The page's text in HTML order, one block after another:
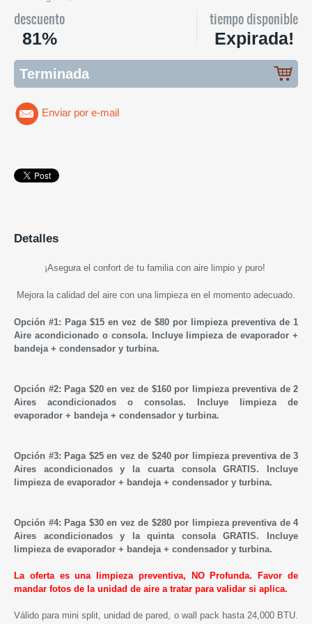
descuento
81%
tiempo disponible
Expirada!
Terminada
Enviar por e-mail
Detalles
¡Asegura el confort de tu familia con aire limpio y puro!
Mejora la calidad del aire con una limpieza en el momento adecuado.
Opción #1: Paga $15 en vez de $80 por limpieza preventiva de 1
Aire acondicionado o consola. Incluye limpieza de evaporador +
bandeja + condensador y turbina.
Opción #2: Paga $20 en vez de $160 por limpieza preventiva de 2
Aires acondicionados o consolas. Incluye limpieza de
evaporador + bandeja + condensador y turbina.
Opción #3: Paga $25 en vez de $240 por limpieza preventiva de 3
Aires acondicionados y la cuarta consola GRATIS. Incluye
limpieza de evaporador + bandeja + condensador y turbina.
Opción #4: Paga $30 en vez de $280 por limpieza preventiva de 4
Aires acondicionados y la quinta consola GRATIS. Incluye
limpieza de evaporador + bandeja + condensador y turbina.
La oferta es una limpieza preventiva, NO Profunda. Favor de
mandar fotos de la unidad de aire a tratar para validar si aplica.
Válido para mini split, unidad de pared, o wall pack hasta 24,000 BTU.